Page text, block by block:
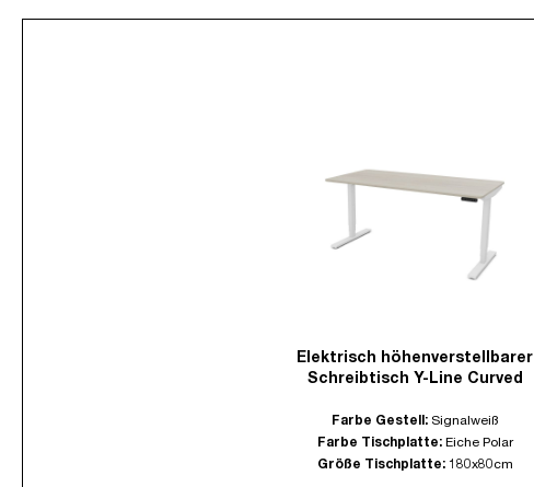
Elektrisch höhenverstellbarer
Schreibtisch Y-Line Curved
Farbe Gestell: Signalweiß
Farbe Tischplatte: Eiche Polar
Größe Tischplatte: 180x80cm